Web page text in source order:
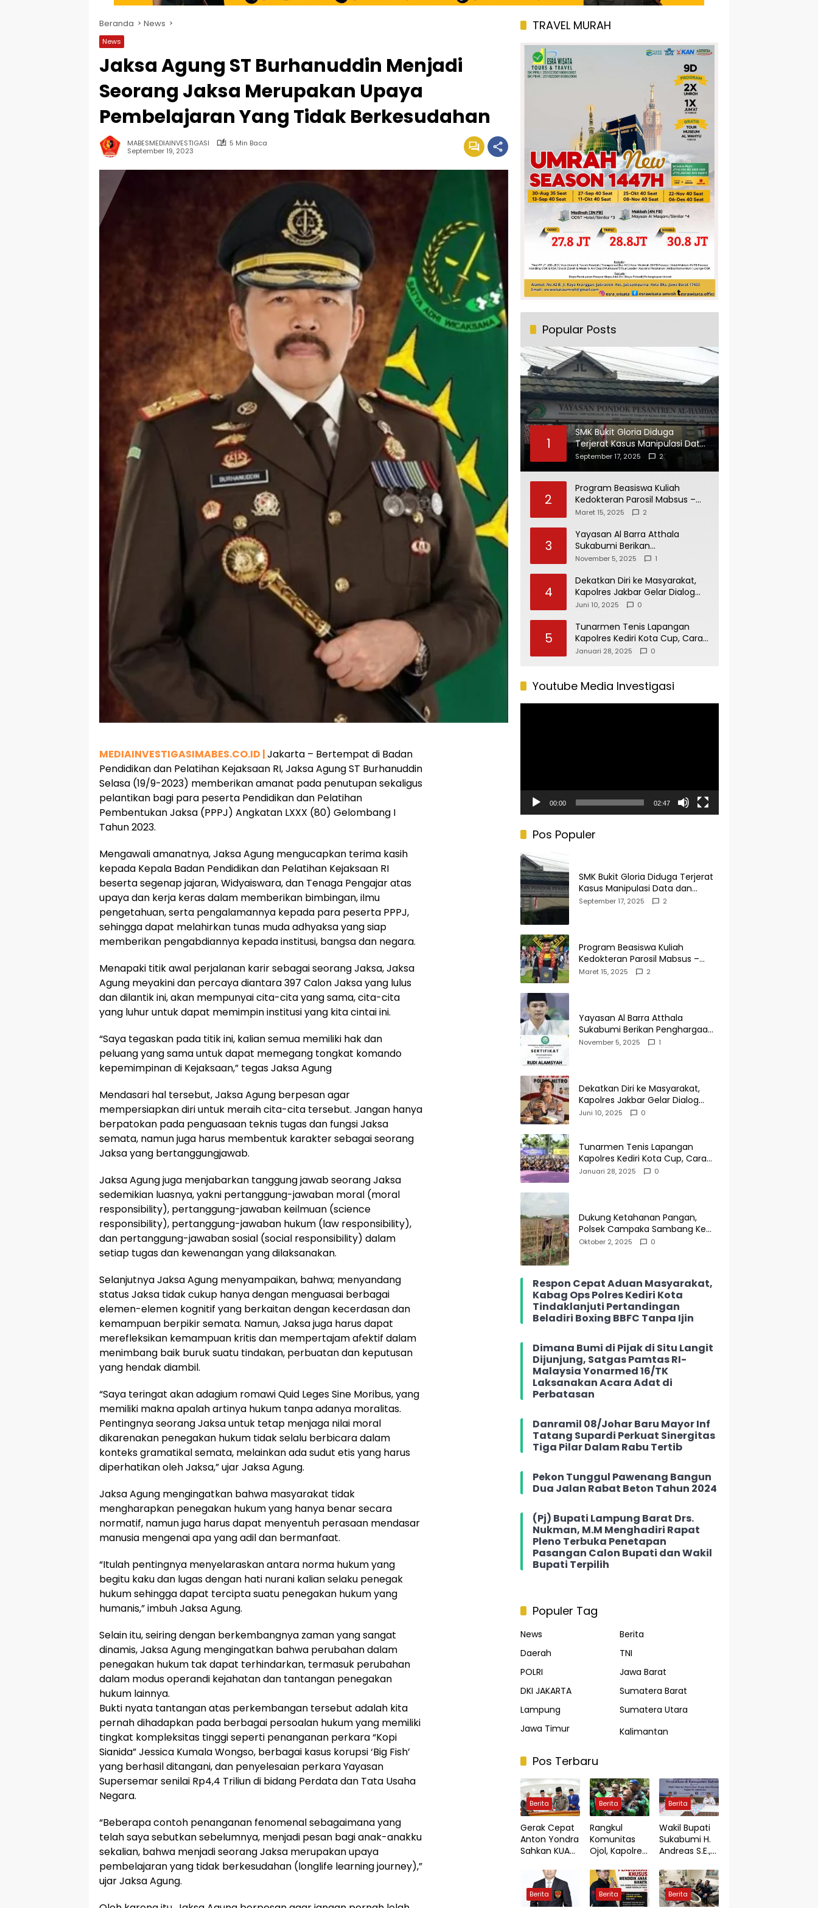
Beranda News
News
Jaksa Agung ST Burhanuddin Menjadi
Seorang Jaksa Merupakan Upaya
Pembelajaran Yang Tidak Berkesudahan
MABESMEDIAINVESTIGASI
5 Min Baca
September 19, 2023
MEDIAINVESTIGASIMABES.CO.ID |Jakarta – Bertempat di Badan
Pendidikan dan Pelatihan Kejaksaan RI, Jaksa Agung ST Burhanuddin
Selasa (19/9-2023) memberikan amanat pada penutupan sekaligus
pelantikan bagi para peserta Pendidikan dan Pelatihan
Pembentukan Jaksa (PPPJ) Angkatan LXXX (80) Gelombang I
Tahun 2023.
Mengawali amanatnya, Jaksa Agung mengucapkan terima kasih
kepada Kepala Badan Pendidikan dan Pelatihan Kejaksaan RI
beserta segenap jajaran, Widyaiswara, dan Tenaga Pengajar atas
upaya dan kerja keras dalam memberikan bimbingan, ilmu
pengetahuan, serta pengalamannya kepada para peserta PPPJ,
sehingga dapat melahirkan tunas muda adhyaksa yang siap
memberikan pengabdiannya kepada institusi, bangsa dan negara.
Menapaki titik awal perjalanan karir sebagai seorang Jaksa, Jaksa
Agung meyakini dan percaya diantara 397 Calon Jaksa yang lulus
dan dilantik ini, akan mempunyai cita-cita yang sama, cita-cita
yang luhur untuk dapat memimpin institusi yang kita cintai ini.
“Saya tegaskan pada titik ini, kalian semua memiliki hak dan
peluang yang sama untuk dapat memegang tongkat komando
kepemimpinan di Kejaksaan,” tegas Jaksa Agung
Mendasari hal tersebut, Jaksa Agung berpesan agar
mempersiapkan diri untuk meraih cita-cita tersebut. Jangan hanya
berpatokan pada penguasaan teknis tugas dan fungsi Jaksa
semata, namun juga harus membentuk karakter sebagai seorang
Jaksa yang bertanggungjawab.
Jaksa Agung juga menjabarkan tanggung jawab seorang Jaksa
sedemikian luasnya, yakni pertanggung-jawaban moral (moral
responsibility), pertanggung-jawaban keilmuan (science
responsibility), pertanggung-jawaban hukum (law responsibility),
dan pertanggung-jawaban sosial (social responsibility) dalam
setiap tugas dan kewenangan yang dilaksanakan.
Selanjutnya Jaksa Agung menyampaikan, bahwa; menyandang
status Jaksa tidak cukup hanya dengan menguasai berbagai
elemen-elemen kognitif yang berkaitan dengan kecerdasan dan
kemampuan berpikir semata. Namun, Jaksa juga harus dapat
merefleksikan kemampuan kritis dan mempertajam afektif dalam
menimbang baik buruk suatu tindakan, perbuatan dan keputusan
yang hendak diambil.
“Saya teringat akan adagium romawi Quid Leges Sine Moribus, yang
memiliki makna apalah artinya hukum tanpa adanya moralitas.
Pentingnya seorang Jaksa untuk tetap menjaga nilai moral
dikarenakan penegakan hukum tidak selalu berbicara dalam
konteks gramatikal semata, melainkan ada sudut etis yang harus
diperhatikan oleh Jaksa,” ujar Jaksa Agung.
Jaksa Agung mengingatkan bahwa masyarakat tidak
mengharapkan penegakan hukum yang hanya benar secara
normatif, namun juga harus dapat menyentuh perasaan mendasar
manusia mengenai apa yang adil dan bermanfaat.
“Itulah pentingnya menyelaraskan antara norma hukum yang
begitu kaku dan lugas dengan hati nurani kalian selaku penegak
hukum sehingga dapat tercipta suatu penegakan hukum yang
humanis,” imbuh Jaksa Agung.
Selain itu, seiring dengan berkembangnya zaman yang sangat
dinamis, Jaksa Agung mengingatkan bahwa perubahan dalam
penegakan hukum tak dapat terhindarkan, termasuk perubahan
dalam modus operandi kejahatan dan tantangan penegakan
hukum lainnya.
Bukti nyata tantangan atas perkembangan tersebut adalah kita
pernah dihadapkan pada berbagai persoalan hukum yang memiliki
tingkat kompleksitas tinggi seperti penanganan perkara “Kopi
Sianida” Jessica Kumala Wongso, berbagai kasus korupsi ‘Big Fish’
yang berhasil ditangani, dan penyelesaian perkara Yayasan
Supersemar senilai Rp4,4 Triliun di bidang Perdata dan Tata Usaha
Negara.
“Beberapa contoh penanganan fenomenal sebagaimana yang
telah saya sebutkan sebelumnya, menjadi pesan bagi anak-anakku
sekalian, bahwa menjadi seorang Jaksa merupakan upaya
pembelajaran yang tidak berkesudahan (longlife learning journey),”
ujar Jaksa Agung.
TRAVEL MURAH
Popular Posts
1
SMK Bukit Gloria Diduga
Terjerat Kasus Manipulasi Data
dan Pelaporan Palsu Untuk
September 17, 2025 2
2
Program Beasiswa Kuliah
Kedokteran Parosil Mabsus –
Mad Hasnurin Kini Menuai Hasil.
Maret 15, 2025 2
3
Yayasan Al Barra Atthala
Sukabumi Berikan
Penghargaan Kepada Rudi
dan Kemasyarakatan
November 5, 2025 1
4
Dekatkan Diri ke Masyarakat,
Kapolres Jakbar Gelar Dialog
Bersama Warga Sukabumi
Juni 10, 2025 0
5
Tunarmen Tenis Lapangan
Kapolres Kediri Kota Cup, Cara
Tingkatkan Stamina Anggota
Januari 28, 2025 0
Youtube Media Investigasi
00:00 02:47
Pos Populer
SMK Bukit Gloria Diduga Terjerat
Kasus Manipulasi Data dan
Pelaporan Palsu Untuk
September 17, 2025 2
Program Beasiswa Kuliah
Kedokteran Parosil Mabsus –
Mad Hasnurin Kini Menuai Hasil.
Maret 15, 2025 2
Yayasan Al Barra Atthala
Sukabumi Berikan Penghargaan
Kepada Rudi Alamsyah Atas
November 5, 2025 1
Dekatkan Diri ke Masyarakat,
Kapolres Jakbar Gelar Dialog
Bersama Warga Sukabumi Utara
Juni 10, 2025 0
Tunarmen Tenis Lapangan
Kapolres Kediri Kota Cup, Cara
Tingkatkan Stamina Anggota
Januari 28, 2025 0
Dukung Ketahanan Pangan,
Polsek Campaka Sambang Ke
Petani: Upaya Konkret Polres
Oktober 2, 2025 0
Respon Cepat Aduan Masyarakat,
Kabag Ops Polres Kediri Kota
Tindaklanjuti Pertandingan
Beladiri Boxing BBFC Tanpa Ijin
Dimana Bumi di Pijak di Situ Langit
Dijunjung, Satgas Pamtas RI-
Malaysia Yonarmed 16/TK
Laksanakan Acara Adat di
Perbatasan
Danramil 08/Johar Baru Mayor Inf
Tatang Supardi Perkuat Sinergitas
Tiga Pilar Dalam Rabu Tertib
Pekon Tunggul Pawenang Bangun
Dua Jalan Rabat Beton Tahun 2024
(Pj) Bupati Lampung Barat Drs.
Nukman, M.M Menghadiri Rapat
Pleno Terbuka Penetapan
Pasangan Calon Bupati dan Wakil
Bupati Terpilih
Populer Tag
News
Berita
Daerah
TNI
POLRI
Jawa Barat
DKI JAKARTA
Sumatera Barat
Lampung
Sumatera Utara
Jawa Timur
Kalimantan
Pos Terbaru
Berita
Gerak Cepat
Anton Yondra
Sahkan KUA-
Demi
Percepatan
Pembanguna
Berita
Rangkul
Komunitas
Ojol, Kapolres
Perkuat
Sinergi Jaga
Kamtibmas
Berita
Wakil Bupati
Sukabumi H.
Andreas S.E.,
Wamendikda
smen RI
Bahas
Berita Berita Berita